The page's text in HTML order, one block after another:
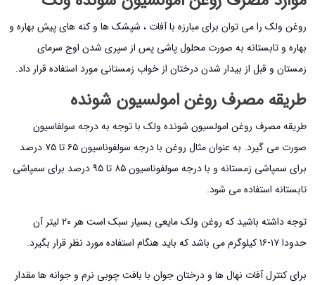
روغن ولک را می توان برای مبارزه با آفات ، شپشک ها و کنه های پیش بهاره و
بهاره و تابستانه به صورت محلول پاشی پس از سپری شدن اوج سرمای
زمستان و قبل از بیدار شدن درختان از خواب زمستانی مورد استفاده قرار داد.
طریقه مصرف روغن امولسیون شونده
طریقه مصرف روغن امولسیون شونده ولک با توجه به درجه سولفاسیون
صورت می گیرد. به عنوان مثال روغن با درجه سولفوناسیون ۶۵ تا ۷۵ درصد
برای سمپاشی زمستانه و با درجه سولفوناسیون ۸۵ تا ۹۵ درصد برای سمپاشی
تابستانه استفاده می شود.
توجه داشته باشید که روغن ولک مایعی بسیار سبک است هر ۲۰ لیتر آن
حدودا ۱۷-۱۶ کیلوگرم می باشد که باید هنگام استفاده مورد نظر قرار بگیرد.
برای کنترل آفات نهال ها و درختان جوان با بافت چوبی نرم و جوانه ها مقدار